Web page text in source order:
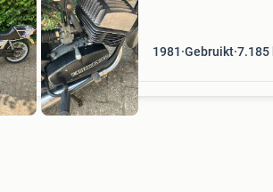
1981 Gebruikt 7.185